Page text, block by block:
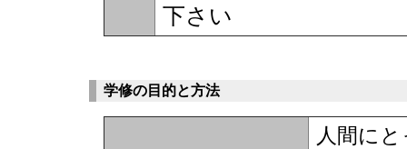
下さい
学修の目的と方法
人間に